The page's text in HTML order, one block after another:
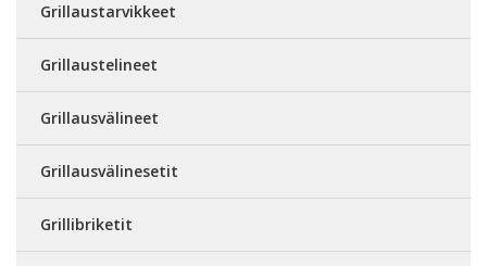
Grillaustarvikkeet
Grillaustelineet
Grillausvälineet
Grillausvälinesetit
Grillibriketit